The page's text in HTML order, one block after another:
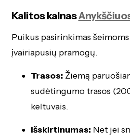
Kalitos kalnas
Puikus pasirinkimas
įvairiapusių pramogų.
Trasos: Žiemą
sudėtingumo trasos
keltuvais.
Išskirtinumas: Net jei